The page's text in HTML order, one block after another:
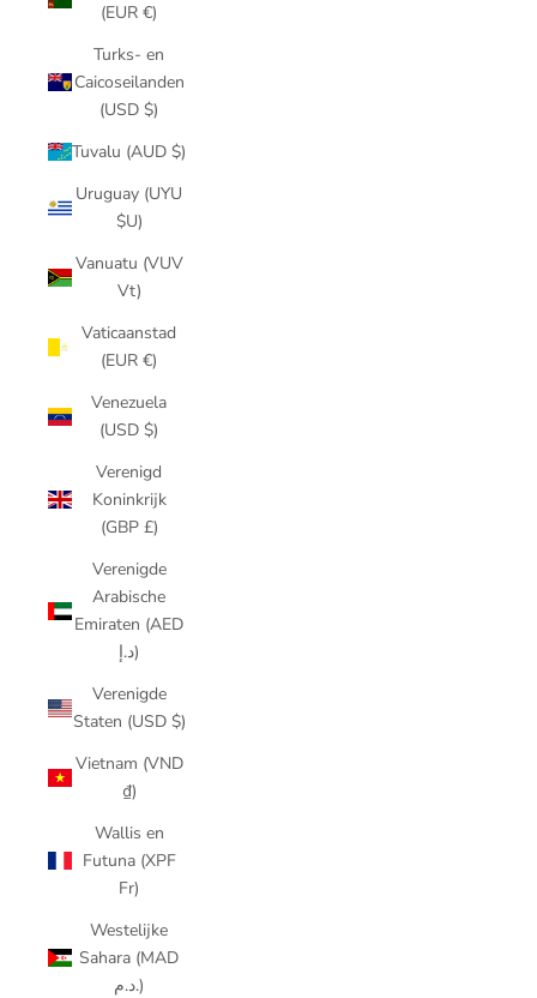
(EUR €)
Turks- en
Caicoseilanden
(USD $)
Tuvalu (AUD $)
Uruguay (UYU
$U)
Vanuatu (VUV
Vt)
Vaticaanstad
(EUR €)
Venezuela
(USD $)
Verenigd
Koninkrijk
(GBP £)
Verenigde
Arabische
Emiraten (AED
د.إ)
Verenigde
Staten (USD $)
Vietnam (VND
₫)
Wallis en
Futuna (XPF
Fr)
Westelijke
Sahara (MAD
د.م.)